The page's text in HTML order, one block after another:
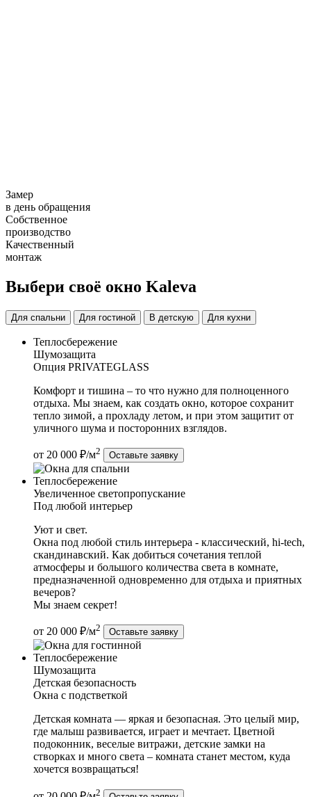
Замер
в день обращения
Собственное
производство
Качественный
монтаж
Выбери своё окно Kaleva
Для спальни Для гостиной В детскую Для кухни
Теплосбережение
Шумозащита
Опция PRIVATEGLASS
Комфорт и тишина – то что нужно для полноценного
отдыха. Мы знаем, как создать окно, которое сохранит
тепло зимой, а прохладу летом, и при этом защитит от
уличного шума и посторонних взглядов.
от 20 000 ₽/м2 Оставьте заявку
Теплосбережение
Увеличенное светопропускание
Под любой интерьер
Уют и свет.
Окна под любой стиль интерьера - классический, hi-tech,
скандинавский. Как добиться сочетания теплой
атмосферы и большого количества света в комнате,
предназначенной одновременно для отдыха и приятных
вечеров?
Мы знаем секрет!
от 20 000 ₽/м2 Оставьте заявку
Теплосбережение
Шумозащита
Детская безопасность
Окна с подстветкой
Детская комната — яркая и безопасная. Это целый мир,
где малыш развивается, играет и мечтает. Цветной
подоконник, веселые витражи, детские замки на
створках и много света – комната станет местом, куда
хочется возвращаться!
2